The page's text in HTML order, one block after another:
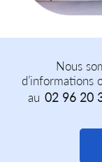
Nous
d’informations
au 02 96 20